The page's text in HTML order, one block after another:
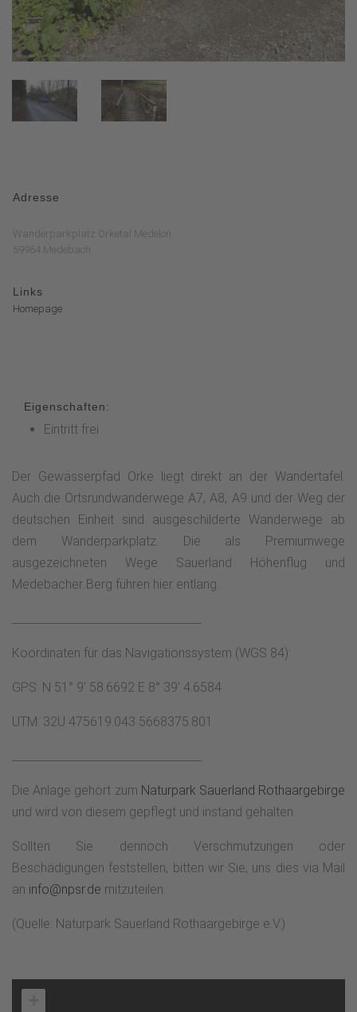
Adresse
Wanderparkplatz Orketal Medelon
59964 Medebach
Links
Homepage
Eigenschaften:
Eintritt frei
Der Gewässerpfad Orke liegt direkt an der Wandertafel.
Auch die Ortsrundwanderwege A7, A8, A9 und der Weg der
deutschen Einheit sind ausgeschilderte Wanderwege ab
dem Wanderparkplatz. Die als Premiumwege
ausgezeichneten Wege Sauerland Höhenflug und
Medebacher Berg führen hier entlang.
Koordinaten für das Navigationssystem (WGS 84):
GPS: N 51° 9' 58.6692 E 8° 39' 4.6584
UTM: 32U 475619.043 5668375.801
Die Anlage gehört zum Naturpark Sauerland Rothaargebirge
und wird von diesem gepflegt und instand gehalten.
Sollten Sie dennoch Verschmutzungen oder
Beschädigungen feststellen, bitten wir Sie, uns dies via Mail
an info@npsr.de mitzuteilen.
(Quelle: Naturpark Sauerland Rothaargebirge e.V.)